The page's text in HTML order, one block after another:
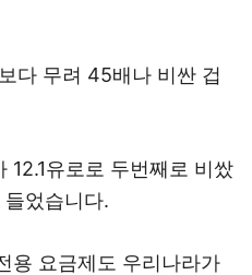
다 무려 45배나 비싼 겁
12.1유로로 두번째로 비쌌
었습니다.
용 요금제도 우리나라가